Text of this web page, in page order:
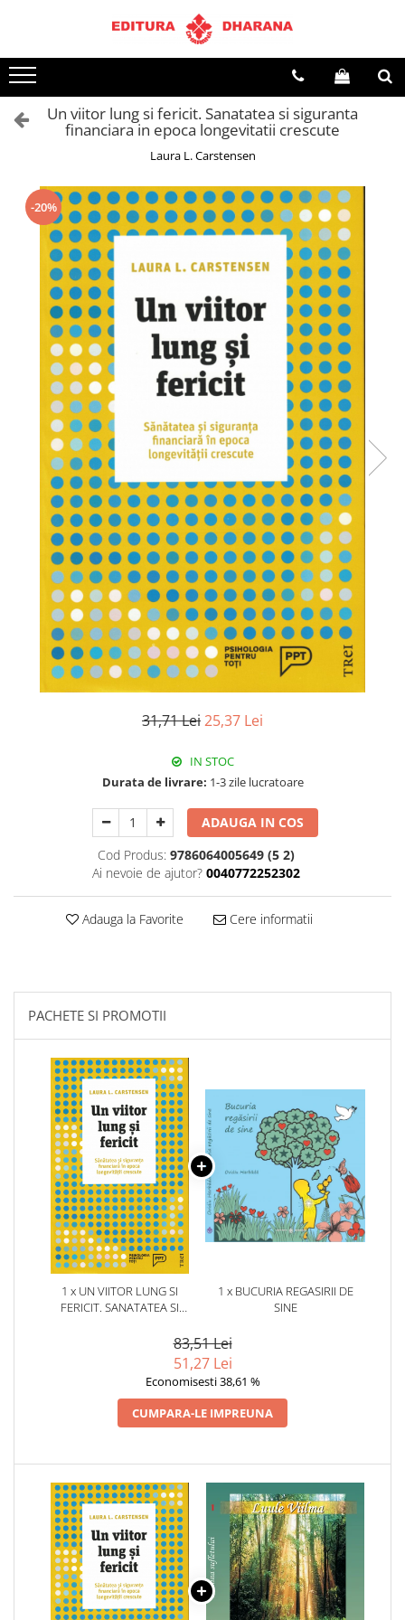
Terapii
Dietoterapie
Un viitor lung si fericit. Sanatatea si siguranta
financiara in epoca longevitatii crescute
Laura L. Carstensen
-20%
31,71 Lei25,37 Lei
IN STOC
Durata de livrare: 1-3 zile lucratoare
ADAUGA IN COS
Cod Produs: 9786064005649 (5 2)
Ai nevoie de ajutor? 0040772252302
Adauga la Favorite Cere informatii
PACHETE SI PROMOTII
1 x UN VIITOR LUNG SI
FERICIT. SANATATEA SI
EPOCA LONGEVITATII
1 x BUCURIA REGASIRII DE
SINE
83,51 Lei
51,27 Lei
Economisesti 38,61 %
CUMPARA-LE IMPREUNA